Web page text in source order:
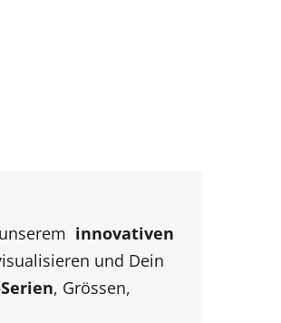
innovativen
und Dein
, Grössen,